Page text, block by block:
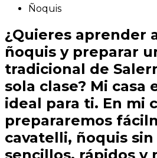
Ñoquis
¿Quieres aprender
ñoquis y preparar
tradicional de
sola clase? Mi casa
ideal para ti. En mi
prepararemos
cavatelli, ñoquis
sencillos, rápidos y